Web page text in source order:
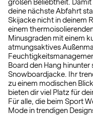
großen Beliebtheit.
deine nächste Abfahrt
Skijacke nicht in deinem
einem
Minusgraden mit einem
atmungsaktives
Board den Hang
Snowboardjacke. Ihr
zu einem modischen
bieten dir viel Platz für
Für alle, die beim Sport
Mode in trendigen